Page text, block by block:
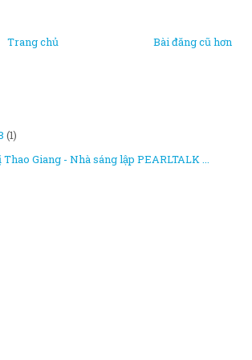
Bài đăng cũ hơn
Trang chủ
(1)
Giang - Nhà sáng lập PEARLTALK ...